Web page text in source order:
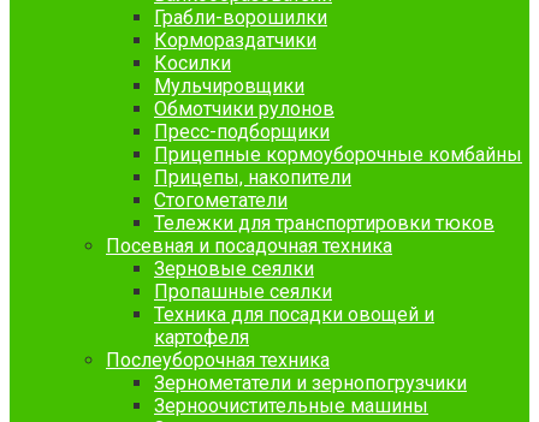
Грабли-ворошилки
Кормораздатчики
Косилки
Мульчировщики
Обмотчики рулонов
Пресс-подборщики
Прицепные кормоуборочные комбайны
Прицепы, накопители
Стогометатели
Тележки для транспортировки тюков
Посевная и посадочная техника
Зерновые сеялки
Пропашные сеялки
Техника для посадки овощей и
картофеля
Послеуборочная техника
Зернометатели и зернопогрузчики
Зерноочистительные машины